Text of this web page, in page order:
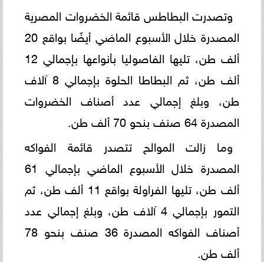
وتصدرت البطاطس قائمة الخضروات المصرية
المصدرة خلال الأسبوع الماضي أيضًا بواقع 20
ألف طن، تليها الفاصوليا بأنواعها بإجمالي 12
ألف طن، ثم البطاطا الحلوة بإجمالي 8 آلاف
طن، وبلغ إجمالي عدد أصناف الخضروات
المصدرة 64 صنف بنحو 70 ألف طن.
وما زالت الموالح تتصدر قائمة الفواكه
المصدرة خلال الأسبوع الماضي بإجمالي 61
ألف طن، تليها الفراولة بواقع 11 ألف طن، ثم
التمور بإجمالي 4 آلاف طن، وبلغ إجمالي عدد
أصناف الفواكه المصدرة 36 صنف بنحو 78
ألف طن.